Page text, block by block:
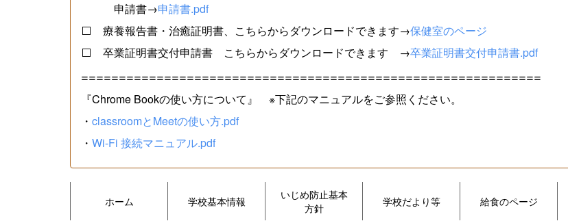
申請書→申請書.pdf
⬜ 療養報告書・治癒証明書、こちらからダウンロードできます→保健室のページ
⬜ 卒業証明書交付申請書 こちらからダウンロードできます →卒業証明書交付申請書.pdf
=============================================================
『Chrome Bookの使い方について』 ※下記のマニュアルをご参照ください。
・ classroomとMeetの使い方.pdf
・ Wi-Fi 接続マニュアル.pdf
ホーム 学校基本情報
いじめ防止基本
方針
学校だより等 給食のページ